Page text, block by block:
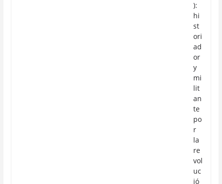
):
hi
st
ori
ad
or
y
mi
lit
an
te
po
r
la
re
vol
uc
ió